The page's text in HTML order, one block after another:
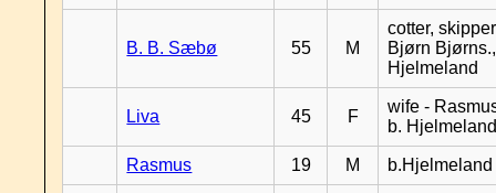
B. B. Sæbø 55 M
cotter,
Bjørn
Hjelmeland
Liva 45 F
wife -
b.
Rasmus 19 M b.Hjelmeland